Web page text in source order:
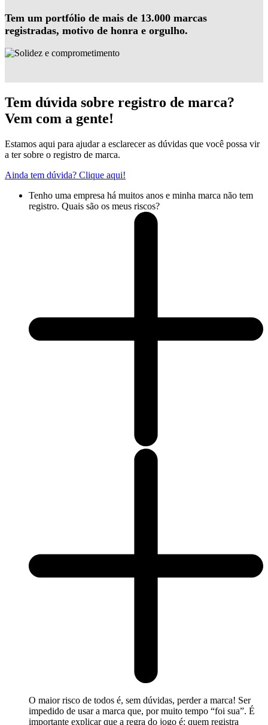
Tem um portfólio de mais de 13.000 marcas
registradas, motivo de honra e orgulho.
Tem dúvida sobre registro de marca?
Vem com a gente!
Estamos aqui para ajudar a esclarecer as dúvidas que você possa vir
a ter sobre o registro de marca.
Ainda tem dúvida? Clique aqui!
Tenho uma empresa há muitos anos e minha marca não tem
registro. Quais são os meus riscos?
O maior risco de todos é, sem dúvidas, perder a marca! Ser
impedido de usar a marca que, por muito tempo “foi sua”. É
importante explicar que a regra do jogo é: quem registra